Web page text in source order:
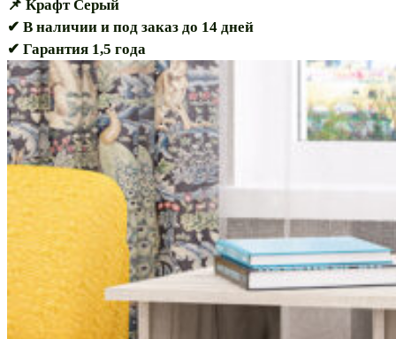
📌 Крафт Серый
✔ В наличии и под заказ до 14 дней
✔ Гарантия 1,5 года